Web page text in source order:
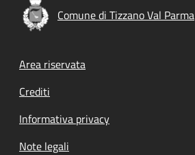
Comune di Tizzano Val Parma
Footer menu
Area riservata
Crediti
Informativa privacy
Note legali